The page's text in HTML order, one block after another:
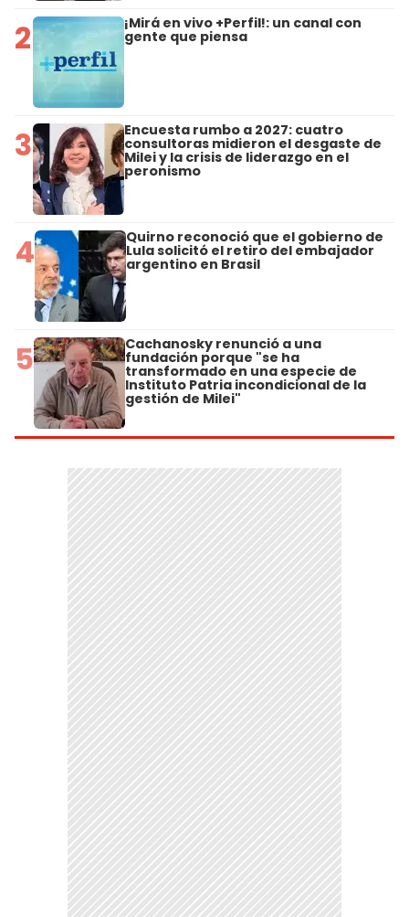
2 ¡Mirá en vivo +Perfil!: un canal con
gente que piensa
3 Encuesta rumbo a 2027: cuatro
consultoras midieron el desgaste de
Milei y la crisis de liderazgo en el
peronismo
4 Quirno reconoció que el gobierno de
Lula solicitó el retiro del embajador
argentino en Brasil
5 Cachanosky renunció a una
fundación porque "se ha
transformado en una especie de
Instituto Patria incondicional de la
gestión de Milei"